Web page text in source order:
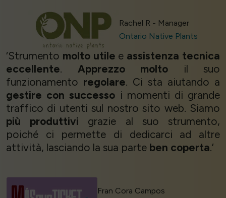
Rachel R - Manager
Ontario Native Plants
‘Strumento molto utile e assistenza tecnica
eccellente. Apprezzo molto il suo
funzionamento regolare. Ci sta aiutando a
gestire con successo i momenti di grande
traffico di utenti sul nostro sito web. Siamo
più produttivi grazie al suo strumento,
poiché ci permette di dedicarci ad altre
attività, lasciando la sua parte ben coperta.’
Fran Cora Campos